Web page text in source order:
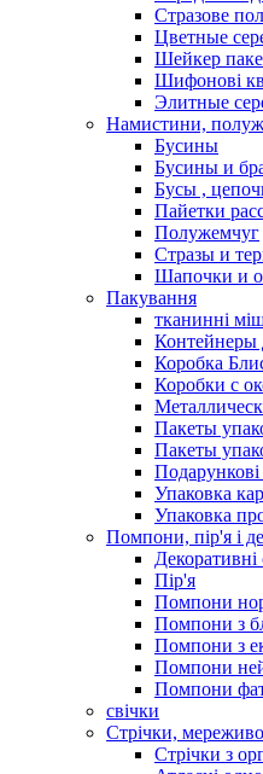
Стразове
Цветные
Шейкер
Шифонові
Элитные
Намистини,
Бусины
Бусины и
Бусы ,
Пайетки
Полужемчуг
Стразы и
Шапочки и
Пакування
тканинні
Контейнеры
Коробка
Коробки с
Пакеты
Пакеты
Упаковка
Упаковка
Помпони, пір'я і
Декоративні
Пір'я
Помпони
Помпони з
Помпони з
Помпони
Помпони
свічки
Стрічки,
Стрічки з